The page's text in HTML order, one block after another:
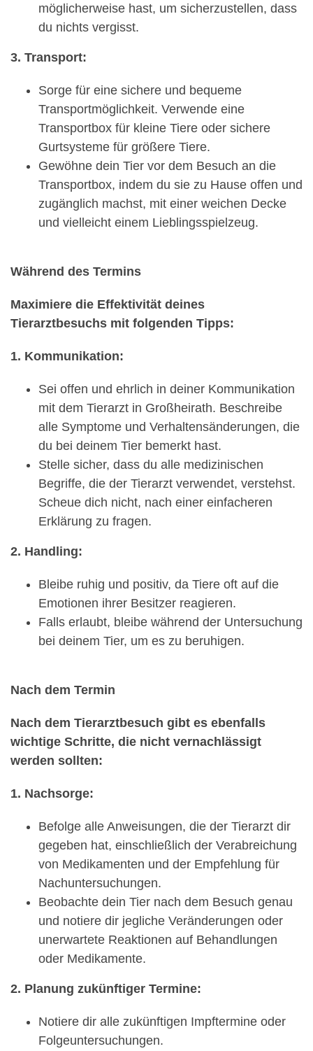
möglicherweise hast, um sicherzustellen, dass
du nichts vergisst.
3. Transport:
Sorge für eine sichere und bequeme
Transportmöglichkeit. Verwende eine
Transportbox für kleine Tiere oder sichere
Gurtsysteme für größere Tiere.
Gewöhne dein Tier vor dem Besuch an die
Transportbox, indem du sie zu Hause offen und
zugänglich machst, mit einer weichen Decke
und vielleicht einem Lieblingsspielzeug.
Während des Termins
Maximiere die Effektivität deines
Tierarztbesuchs mit folgenden Tipps:
1. Kommunikation:
Sei offen und ehrlich in deiner Kommunikation
mit dem Tierarzt in Großheirath. Beschreibe
alle Symptome und Verhaltensänderungen, die
du bei deinem Tier bemerkt hast.
Stelle sicher, dass du alle medizinischen
Begriffe, die der Tierarzt verwendet, verstehst.
Scheue dich nicht, nach einer einfacheren
Erklärung zu fragen.
2. Handling:
Bleibe ruhig und positiv, da Tiere oft auf die
Emotionen ihrer Besitzer reagieren.
Falls erlaubt, bleibe während der Untersuchung
bei deinem Tier, um es zu beruhigen.
Nach dem Termin
Nach dem Tierarztbesuch gibt es ebenfalls
wichtige Schritte, die nicht vernachlässigt
werden sollten:
1. Nachsorge:
Befolge alle Anweisungen, die der Tierarzt dir
gegeben hat, einschließlich der Verabreichung
von Medikamenten und der Empfehlung für
Nachuntersuchungen.
Beobachte dein Tier nach dem Besuch genau
und notiere dir jegliche Veränderungen oder
unerwartete Reaktionen auf Behandlungen
oder Medikamente.
2. Planung zukünftiger Termine:
Notiere dir alle zukünftigen Impftermine oder
Folgeuntersuchungen.